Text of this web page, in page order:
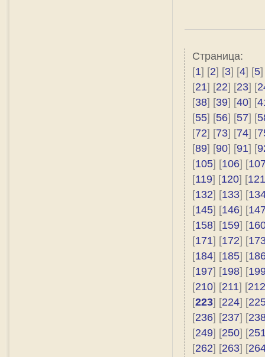
Страница:
[1] [2] [3] [4] [5]
[21] [22] [23] [
[38] [39] [40] [
[55] [56] [57] [
[72] [73] [74] [
[89] [90] [91] [
[105] [106] [
[119] [120] [121
[132] [133] [
[145] [146] [
[158] [159] [
[171] [172] [
[184] [185] [
[197] [198] [
[210] [211] [212
[223] [224] [
[236] [237] [
[249] [250] [
[262] [263] [